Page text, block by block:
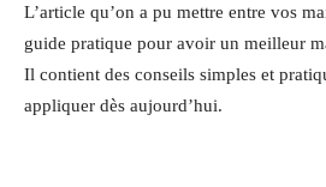
L’article qu’on a pu mettre entre vos
guide pratique pour avoir un meilleur
Il contient des conseils simples et
appliquer dès aujourd’hui.